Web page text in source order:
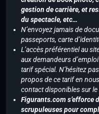
gestion de carrière, et
du spectacle, etc…
N’envoyez jamais de
passeports, carte
L’accès préférentiel au
aux demandeurs
tarif spécial. N’hésitez
propos de ce tarif en
contact disponibles sur le
Figurants.com s’efforce
scrupuleuses pour